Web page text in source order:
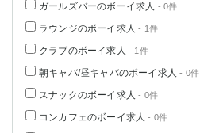
ガールズバーのボーイ求人 - 0件
ラウンジのボーイ求人 - 1件
クラブのボーイ求人 - 1件
朝キャバ/昼キャバのボーイ求人 - 0件
スナックのボーイ求人 - 0件
コンカフェのボーイ求人 - 0件